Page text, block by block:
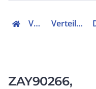
Verteiler Verteilerzubehör
ZAY90266,